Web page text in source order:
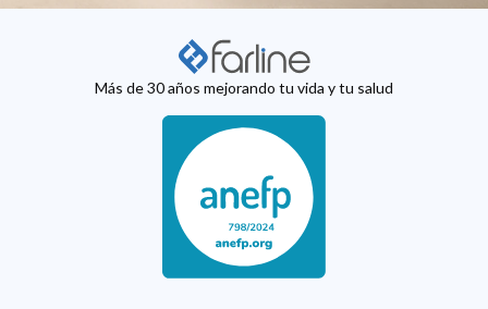
Más de 30 años mejorando tu vida y tu salud